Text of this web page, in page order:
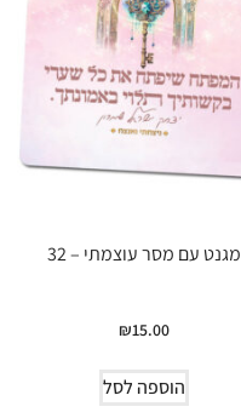
מגנט עם מסר עוצמתי – 32
₪15.00
הוספה לסל